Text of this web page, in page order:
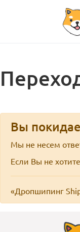
Вы
Мы не несем
Если Вы не
«Дропшипинг